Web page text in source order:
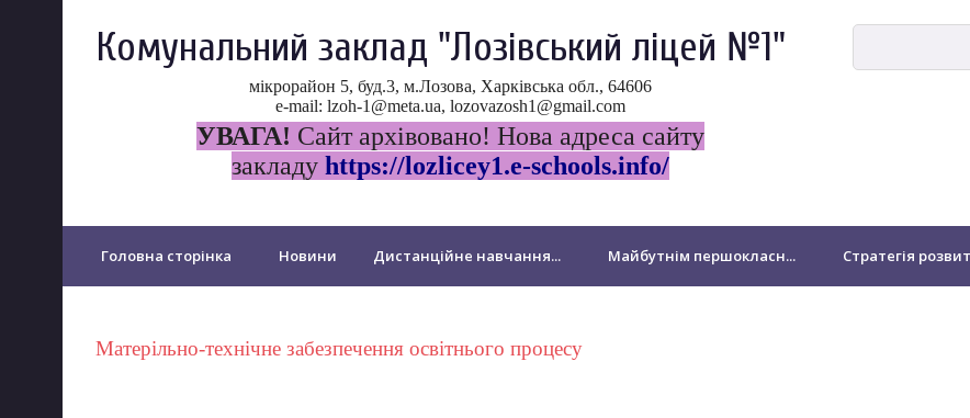
Комунальний заклад "Лозівський ліцей №1"
мікрорайон 5, буд.3, м.Лозова, Харківська обл., 64606
e-mail: lzoh-1@meta.ua, lozovazosh1@gmail.com
УВАГА! Сайт архівовано! Нова адреса сайту
закладу https://lozlicey1.e-schools.info/
Головна сторінка Новини Дистанційне навчання... Майбутнім першокласн... Стратегія
Матерільно-технічне забезпечення освітнього процесу